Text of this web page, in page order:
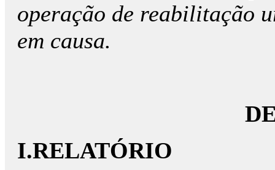
operação de reabilitação
em causa.
I.RELATÓRIO